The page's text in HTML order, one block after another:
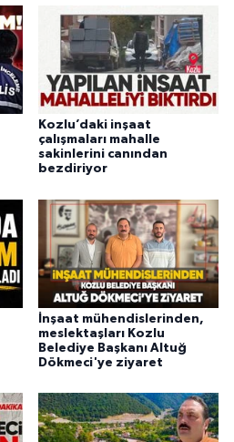
Kozlu’daki inşaat
çalışmaları mahalle
sakinlerini canından
bezdiriyor
İnşaat mühendislerinden,
meslektaşları Kozlu
Belediye Başkanı Altuğ
Dökmeci'ye ziyaret